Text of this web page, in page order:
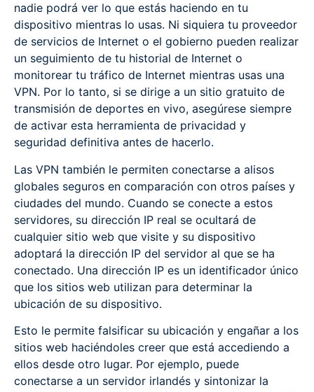
nadie podrá ver lo que estás haciendo en tu
dispositivo mientras lo usas. Ni siquiera tu proveedor
de servicios de Internet o el gobierno pueden realizar
un seguimiento de tu historial de Internet o
monitorear tu tráfico de Internet mientras usas una
VPN. Por lo tanto, si se dirige a un sitio gratuito de
transmisión de deportes en vivo, asegúrese siempre
de activar esta herramienta de privacidad y
seguridad definitiva antes de hacerlo.
Las VPN también le permiten conectarse a alisos
globales seguros en comparación con otros países y
ciudades del mundo. Cuando se conecte a estos
servidores, su dirección IP real se ocultará de
cualquier sitio web que visite y su dispositivo
adoptará la dirección IP del servidor al que se ha
conectado. Una dirección IP es un identificador único
que los sitios web utilizan para determinar la
ubicación de su dispositivo.
Esto le permite falsificar su ubicación y engañar a los
sitios web haciéndoles creer que está accediendo a
ellos desde otro lugar. Por ejemplo, puede
conectarse a un servidor irlandés y sintonizar la